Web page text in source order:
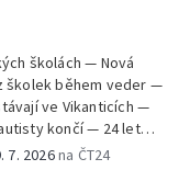
stanicích —
na Keprník —
léto
školách — Nová
školek během veder —
ve Vikanticích —
končí — 24 let
— Kybernetický
7. 2026na ČT24